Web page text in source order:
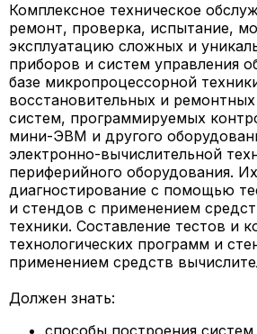
Комплексное техническое
ремонт, проверка, испытание,
эксплуатацию сложных и
приборов и систем управления
базе микропроцессорной
восстановительных и
систем, программируемых
мини-ЭВМ и другого
электронно-вычислительной
периферийного оборудования. Их
диагностирование с помощью
и стендов с применением
техники. Составление тестов и
технологических программ и
применением средств
Должен знать:
способы построения